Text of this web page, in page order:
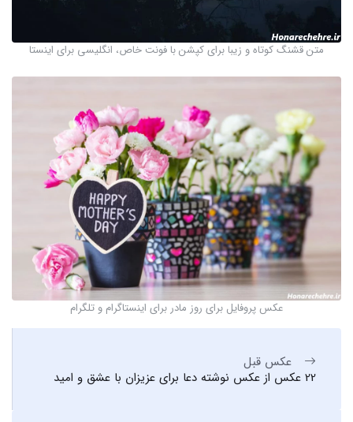
متن قشنگ کوتاه و زیبا برای کپشن با فونت خاص، انگلیسی برای اینستا
عکس پروفایل برای روز مادر برای اینستاگرام و تلگرام
عکس قبل
22 عکس از عکس نوشته دعا برای عزیزان با عشق و امید